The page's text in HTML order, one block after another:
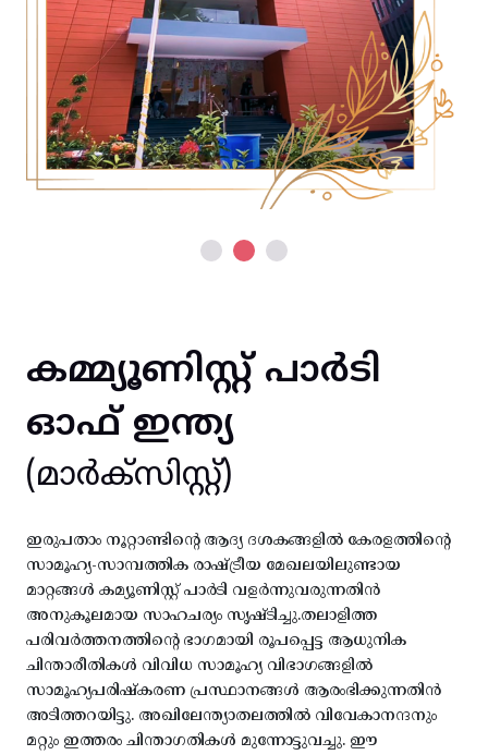
കമ്മ്യൂണിസ്റ്റ് പാർടി
ഓഫ് ഇന്ത്യ
(മാർക്സിസ്റ്റ്)
ഇരുപതാം നൂറ്റാണ്ടിന്റെ ആദ്യ ദശകങ്ങളിൽ കേരളത്തിന്റെ
സാമൂഹ്യ-സാമ്പത്തിക രാഷ്ട്രീയ മേഖലയിലുണ്ടായ
മാറ്റങ്ങൾ കമ്യൂണിസ്റ്റ് പാർടി വളർന്നുവരുന്നതിൻ
അനുകൂലമായ സാഹചര്യം സൃഷ്ടിച്ചു.തലാളിത്ത
പരിവർത്തനത്തിന്റെ ഭാഗമായി രൂപപ്പെട്ട ആധുനിക
ചിന്താരീതികൾ വിവിധ സാമൂഹ്യ വിഭാഗങ്ങളിൽ
സാമൂഹ്യപരിഷ്കരണ പ്രസ്ഥാനങ്ങൾ ആരംഭിക്കുന്നതിൻ
അടിത്തറയിട്ടു. അഖിലേന്ത്യാതലത്തിൽ വിവേകാനന്ദനും
മറ്റും ഇത്തരം ചിന്താഗതികൾ മുന്നോട്ടുവച്ചു. ഈ